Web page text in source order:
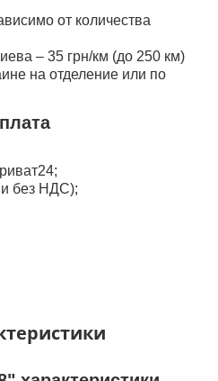
от количества
– 35 грн/км (до 250 км)
на отделение или по
без НДС);